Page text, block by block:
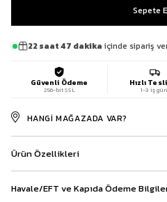
22 saat 47 dakika içinde sipariş
Güvenli Ödeme
256-bit SSL
Hızlı
1-3 iş
HANGI MAĞAZADA VAR?
Ürün Özellikleri
Havale/EFT ve Kapıda Ödeme